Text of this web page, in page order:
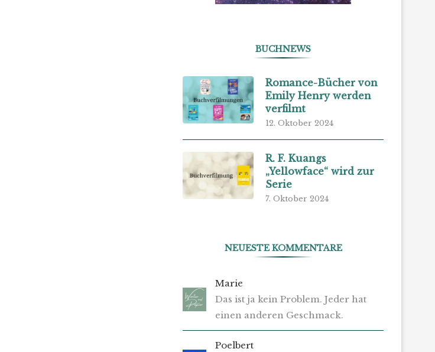
BUCHNEWS
Romance-Bücher von
Emily Henry werden
verfilmt
12. Oktober 2024
R. F. Kuangs
„Yellowface“ wird zur
Serie
7. Oktober 2024
NEUESTE KOMMENTARE
Marie
Das ist ja kein Problem. Jeder hat
einen anderen Geschmack.
Poelbert